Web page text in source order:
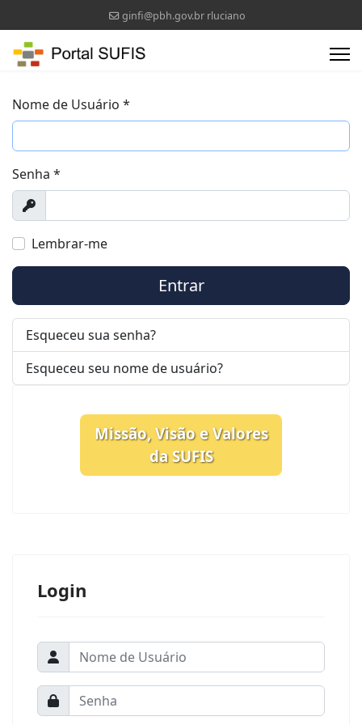
ginfi@pbh.gov.br rluciano
Nome de Usuário *
Senha *
Exibir
Lembrar-me
Entrar
Esqueceu sua senha?
Esqueceu seu nome de usuário?
Missão, Visão e Valores
da SUFIS
Login